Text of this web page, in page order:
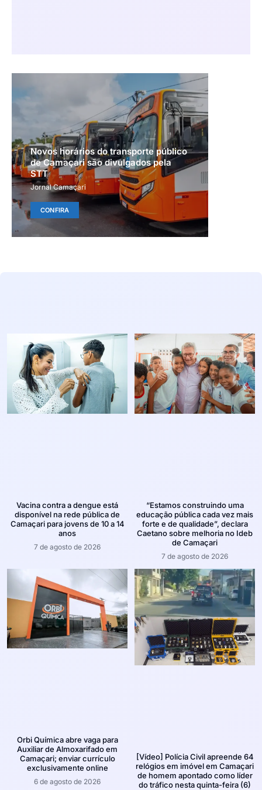
Novos horários do transporte público
de Camaçari são divulgados pela
STT
Jornal Camaçari
CONFIRA
Vacina contra a dengue está
disponível na rede pública de
Camaçari para jovens de 10 a 14
anos
7 de agosto de 2026
“Estamos construindo uma
educação pública cada vez mais
forte e de qualidade”, declara
Caetano sobre melhoria no Ideb
de Camaçari
7 de agosto de 2026
Orbi Química abre vaga para
Auxiliar de Almoxarifado em
Camaçari; enviar currículo
exclusivamente online
6 de agosto de 2026
[Vídeo] Polícia Civil apreende 64
relógios em imóvel em Camaçari
de homem apontado como líder
do tráfico nesta quinta-feira (6)